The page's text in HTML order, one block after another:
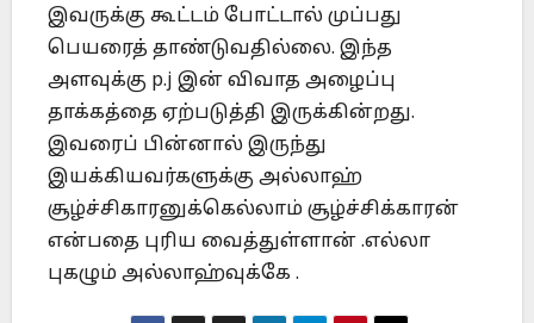
இவருக்கு கூட்டம் போட்டால் முப்பது
பெயரைத் தாண்டுவதில்லை. இந்த
அளவுக்கு p.j இன் விவாத அழைப்பு
தாக்கத்தை ஏற்படுத்தி இருக்கின்றது.
இவரைப் பின்னால் இருந்து
இயக்கியவர்களுக்கு அல்லாஹ்
சூழ்ச்சிகாரனுக்கெல்லாம் சூழ்ச்சிக்காரன்
என்பதை புரிய வைத்துள்ளான் .எல்லா
புகழும் அல்லாஹ்வுக்கே .